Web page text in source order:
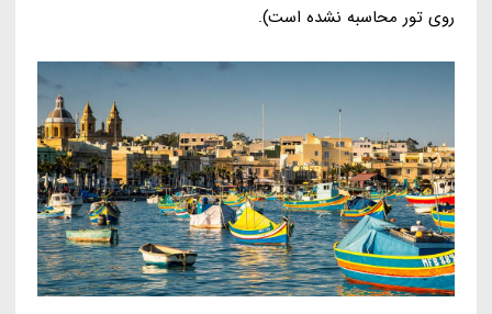
روی تور محاسبه نشده است).